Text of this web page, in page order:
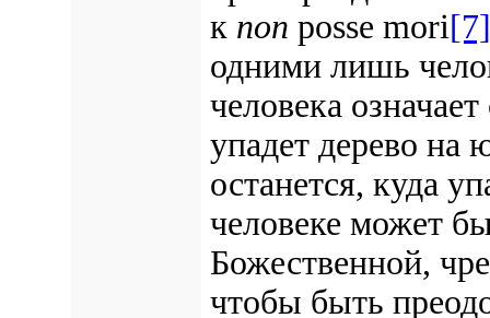
к поп posse mori[7]
одними лишь
человека
упадет дерево на
останется, куда
человеке может
Божественной,
чтобы быть